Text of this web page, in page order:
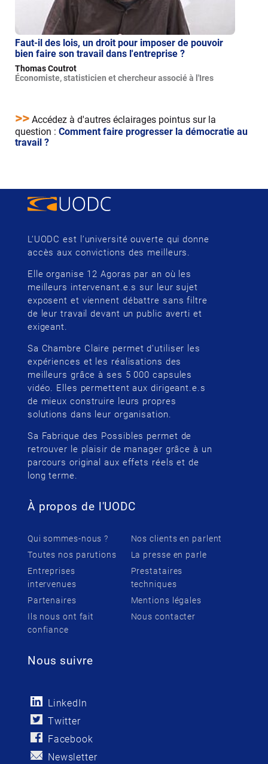
Faut-il des lois, un droit pour imposer de pouvoir
bien faire son travail dans l'entreprise ?
Thomas Coutrot
Économiste, statisticien et chercheur associé à l'Ires
>> Accédez à d'autres éclairages pointus sur la
question :Comment faire progresser la démocratie au
travail ?
L’UODC est l’université ouverte qui donne
accès aux convictions des meilleurs.
Elle organise 12 Agoras par an où les
meilleurs intervenant.e.s sur leur sujet
exposent et viennent débattre sans filtre
de leur travail devant un public averti et
exigeant.
Sa Chambre Claire permet d’utiliser les
expériences et les réalisations des
meilleurs grâce à ses 5 000 capsules
vidéo. Elles permettent aux dirigeant.e.s
de mieux construire leurs propres
solutions dans leur organisation.
Sa Fabrique des Possibles permet de
retrouver le plaisir de manager grâce à un
parcours original aux effets réels et de
long terme.
À propos de l'UODC
Qui sommes-nous ?
Toutes nos parutions
Entreprises
intervenues
Partenaires
Ils nous ont fait
confiance
Nos clients en parlent
La presse en parle
Prestataires
techniques
Mentions légales
Nous contacter
Nous suivre
LinkedIn
Twitter
Facebook
Newsletter